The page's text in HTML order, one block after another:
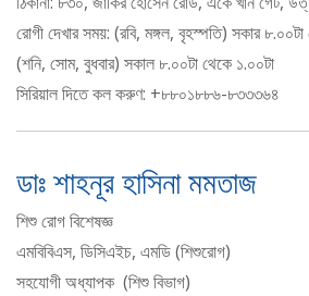
রোগী দেখার সময়: (রবি, মঙ্গল, বৃহস্পতি) সকার
(শনি, সোম, বুধবার) সকাল ৮.০০টা থেকে ১.০০টা
সিরিয়াল দিতে কল করুণ: +৮৮০১৮৮৬-৮৩৩৩৬৪
ডাঃ শাহনূর হাসিনা মমতাজ
শিশু রোগ বিশেষজ্ঞ
এমবিবিএস, ডিসিএইচ, এমডি (শিশুরোগ)
সহযোগী অধ্যাপক (শিশু বিভাগ)